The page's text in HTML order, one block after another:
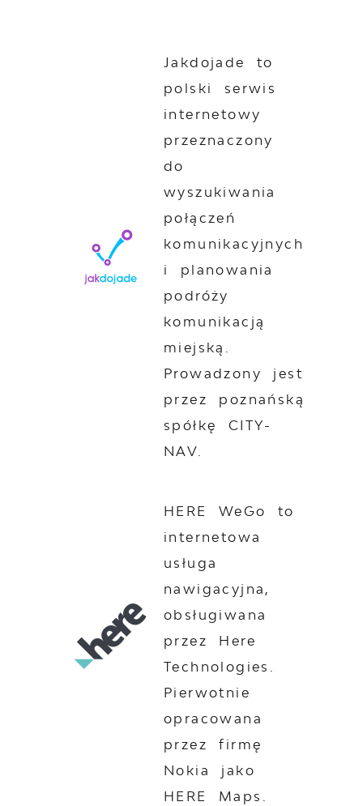
Jakdojade to
polski serwis
internetowy
przeznaczony
do
wyszukiwania
połączeń
komunikacyjnych
i planowania
podróży
komunikacją
miejską.
Prowadzony jest
przez poznańską
spółkę CITY-
NAV.
HERE WeGo to
internetowa
usługa
nawigacyjna,
obsługiwana
przez Here
Technologies.
Pierwotnie
opracowana
przez firmę
Nokia jako
HERE Maps.